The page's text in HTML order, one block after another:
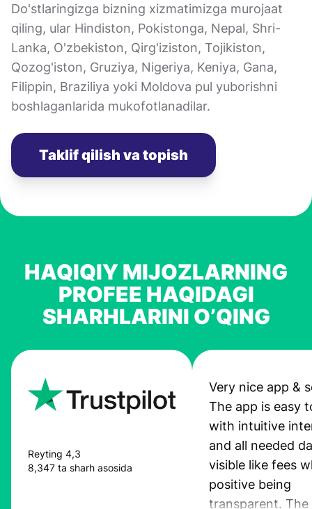
Do'stlaringizga bizning xizmatimizga murojaat
qiling, ular Hindiston, Pokistonga, Nepal, Shri-
Lanka, O'zbekiston, Qirg'iziston, Tojikiston,
Qozog'iston, Gruziya, Nigeriya, Keniya, Gana,
Filippin, Braziliya yoki Moldova pul yuborishni
boshlaganlarida mukofotlanadilar.
Taklif qilish va topish
HAQIQIY MIJOZLARNING
PROFEE HAQIDAGI
SHARHLARINI O’QING
Reyting 4,3
8,347 ta sharh asosida
Very nice app &
The app is easy
with intuitive
and all needed
visible like fees
positive being
transparent. The